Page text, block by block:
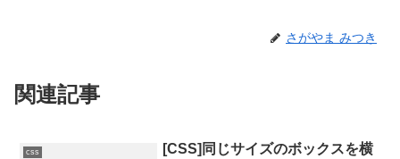
さがやま みつき
関連記事
css
[CSS]同じサイズのボックスを横